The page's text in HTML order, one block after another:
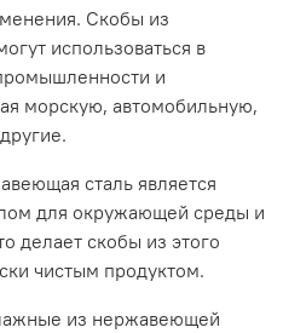
Скобы из
использоваться в
и
морскую, автомобильную,
другие.
сталь является
для окружающей среды и
делает скобы из этого
чистым продуктом.
из нержавеющей